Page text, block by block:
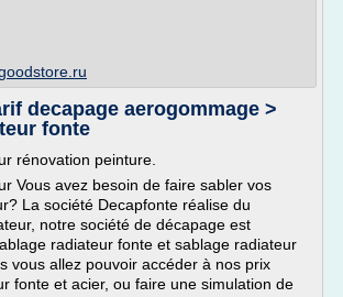
decapage aerogommage >
fonte
rénovation peinture.
Vous avez besoin de faire sabler vos
La société Decapfonte réalise du
notre société de décapage est
radiateur fonte et sablage radiateur
vous allez pouvoir accéder à nos prix
fonte et acier, ou faire une simulation de